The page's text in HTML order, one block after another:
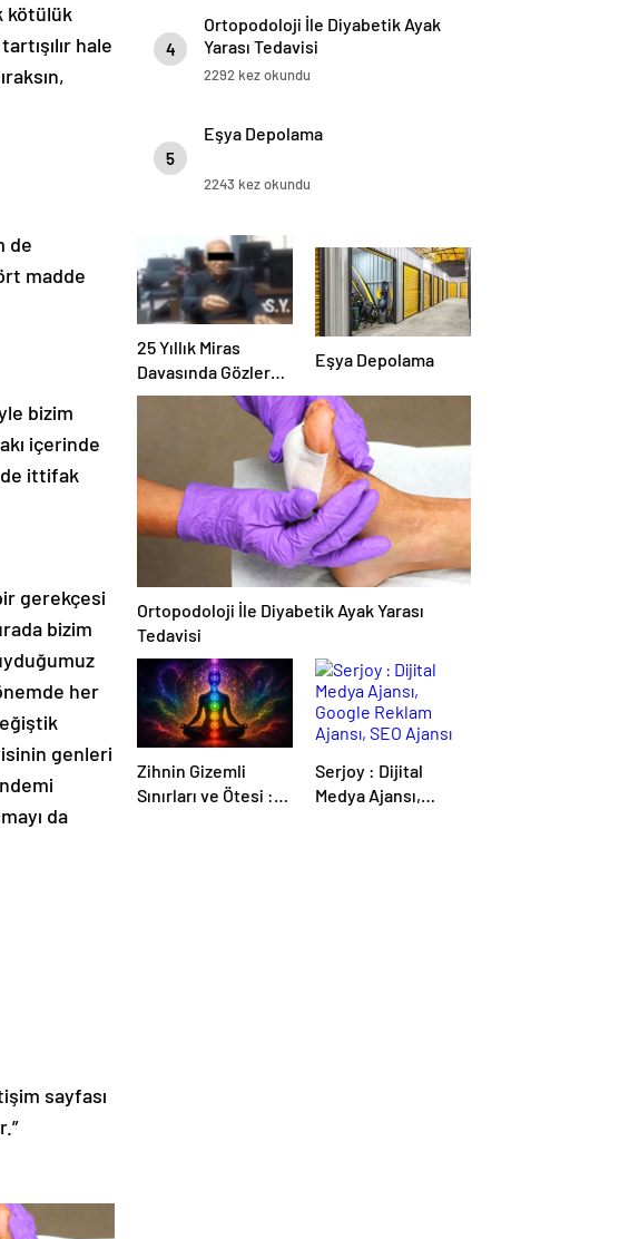
kötülük
hale
de
madde
bizim
içerinde
ittifak
gerekçesi
bizim
her
genleri
da
sayfası
4
Ortopodoloji İle Diyabetik Ayak
Yarası Tedavisi
2292 kez okundu
5
Eşya Depolama
2243 kez okundu
25 Yıllık Miras
Davasında Gözler
Temmuz Ayındaki
Karar Duruşmasına
Eşya Depolama
Ortopodoloji İle Diyabetik Ayak Yarası
Tedavisi
Zihnin Gizemli
Sınırları ve Ötesi :
Serjoy : Dijital
Medya Ajansı,